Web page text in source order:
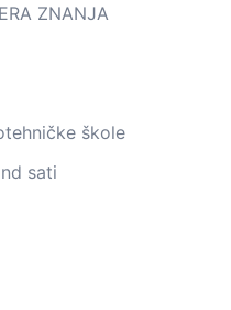
ZNANJA
škole
sati